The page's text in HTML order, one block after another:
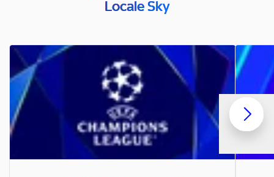
Locale Sky